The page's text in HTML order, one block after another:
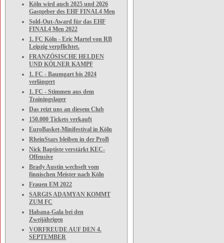
Köln wird auch 2025 und 2026
Gastgeber des EHF FINAL4 Men
Sold-Out-Award für das EHF
FINAL4 Men 2022
1. FC Köln - Eric Martel von RB
Leipzig verpflichtet.
FRANZÖSISCHE HELDEN
UND KÖLNER KAMPF
1. FC - Baumgart bis 2024
verlängert
1. FC - Stimmen aus dem
Trainingslager
Das reizt uns an diesem Club
150.000 Tickets verkauft
EuroBasket-Minifestival in Köln
RheinStars bleiben in der ProB
Nick Baptiste verstärkt KEC-
Offensive
Brady Austin wechselt vom
finnischen Meister nach Köln
Frauen EM 2022
SARGIS ADAMYAN KOMMT
ZUM FC
Habana-Gala bei den
Zweijährigen
VORFREUDE AUF DEN 4.
SEPTEMBER